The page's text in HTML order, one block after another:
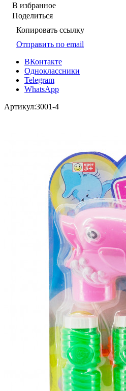
В избранное
Поделиться
Копировать ссылку
Отправить по email
ВКонтакте
Одноклассники
Telegram
WhatsApp
Артикул:3001-4